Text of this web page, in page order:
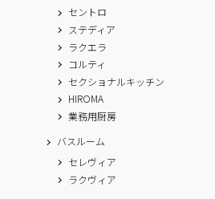
セントロ
ステディア
ラクエラ
コルティ
セクショナルキッチン
HIROMA
業務用厨房
バスルーム
セレヴィア
ラクヴィア